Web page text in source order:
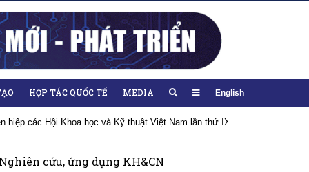
HỢP TÁC QUỐC TẾ MEDIA English
các Hội Khoa học và Kỹ thuật Việt Nam lần thứ IX, nhiệm kỳ 2026-2031
cứu, ứng dụng KH&CN